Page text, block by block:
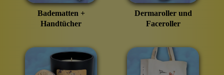
Badematten +
Handtücher
Dermaroller und
Faceroller